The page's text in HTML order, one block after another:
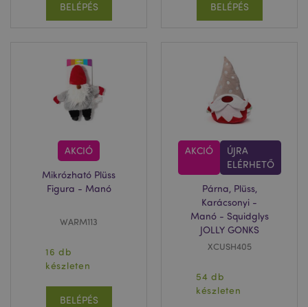
BELÉPÉS BELÉPÉS
AKCIÓ
Mikrózható Plüss
Figura - Manó
WARM113
16 db
készleten
BELÉPÉS
AKCIÓ
ÚJRA
ELÉRHETŐ
Párna, Plüss,
Karácsonyi -
Manó - Squidglys
JOLLY GONKS
XCUSH405
54 db
készleten